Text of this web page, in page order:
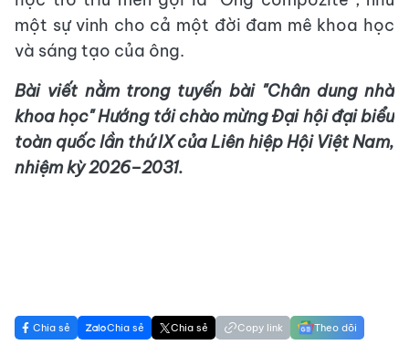
một sự vinh cho cả một đời đam mê khoa học
và sáng tạo của ông.
Bài viết nằm trong tuyến bài "Chân dung nhà
khoa học" Hướng tới chào mừng Đại hội đại biểu
toàn quốc lần thứ IX của Liên hiệp Hội Việt Nam,
nhiệm kỳ 2026–2031.
Chia sẻ Chia sẻ Chia sẻ Copy link Theo dõi